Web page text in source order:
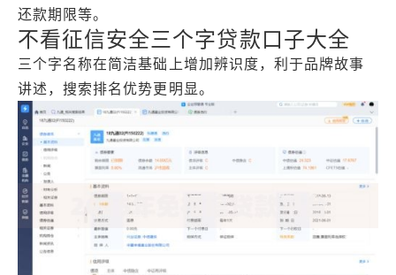
还款期限等。
不看征信安全三个字贷款口子大全
三个字名称在简洁基础上增加辨识度，利于品牌故事
讲述，搜索排名优势更明显。